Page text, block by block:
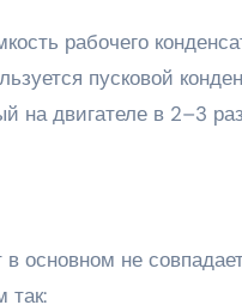
рабочего
пусковой
на двигателе в 2–3
в основном не
так: